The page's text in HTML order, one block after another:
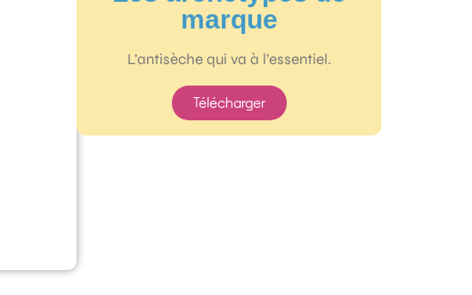
marque
L’antisèche qui va à l’essentiel.
Télécharger